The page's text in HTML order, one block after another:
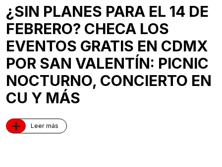
¿SIN PLANES PARA EL 14 DE
FEBRERO? CHECA LOS
EVENTOS GRATIS EN CDMX
POR SAN VALENTÍN: PICNIC
NOCTURNO, CONCIERTO EN
CU Y MÁS
+ Leer más